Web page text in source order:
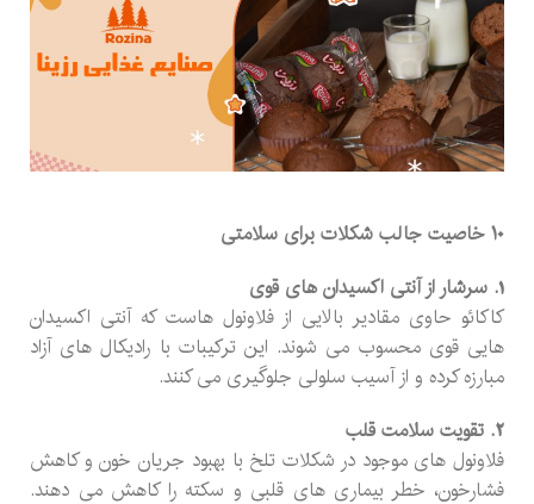
۱۰ خاصیت جالب شکلات برای سلامتی
1. سرشار از آنتی اکسیدان های قوی
کاکائو حاوی مقادیر بالایی از فلاونول هاست که آنتی اکسیدان
هایی قوی محسوب می شوند. این ترکیبات با رادیکال های آزاد
مبارزه کرده و از آسیب سلولی جلوگیری می کنند.
2. تقویت سلامت قلب
فلاونول های موجود در شکلات تلخ با بهبود جریان خون و کاهش
فشارخون، خطر بیماری های قلبی و سکته را کاهش می دهند.